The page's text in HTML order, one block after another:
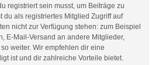
registriert sein musst, um Beiträge zu
du als registriertes Mitglied Zugriff auf
nicht zur Verfügung stehen: zum Beispiel
E-Mail-Versand an andere Mitglieder,
weiter. Wir empfehlen dir eine
ist und dir zahlreiche Vorteile bietet.